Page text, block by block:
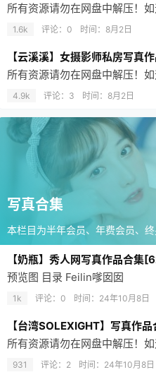
1.6k 评论：0 时间： 8月2日
【云溪溪】女摄影师私房写
4.9k 评论：3 时间： 8月2日
写真合集
本栏目为半年会员、年费会员、终
【奶瓶】秀人网写真作品合集
预览图 目录 Feilin嗲囡囡
1k 评论：0 时间： 24年10月8日
【台湾SOLEXIGHT】写真作
931 评论：2 时间： 24年10月8日